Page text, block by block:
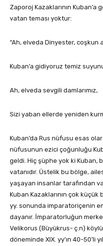
Zaporoj Kazaklarının
vatan teması yoktur:
“Ah, elveda Dinyester, coşkun
Kuban’a gidiyoruz temiz
Ah, elveda sevgili damlarımız,
Sizi yaban ellerde yeniden
Kuban’da Rus nüfusu esas
nüfusunun ezici çoğunluğu
geldi. Hiç şüphe yok ki Kuban,
vatanıdır. Üstelik bu bölge,
yaşayan insanlar tarafından
Kuban Kazaklarının çok
yy. sonunda imparatoriçenin
dayanır. İmparatorluğun
Velikorus (Büyükrus- ç.n)
döneminde XIX. yy’ın 40-50’li